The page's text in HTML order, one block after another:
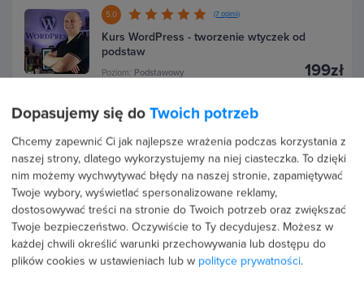
5.0 (7 opinii)
Kurs WordPress - tworzenie wtyczek od
podstaw
Poziom: Podstawowy 199zł
biuro@strefakursow.pl
Dopasujemy się do Twoich potrzeb
Chcemy zapewnić Ci jak najlepsze wrażenia podczas korzystania z
naszej strony, dlatego wykorzystujemy na niej ciasteczka. To dzięki
nim możemy wychwytywać błędy na naszej stronie, zapamiętywać
Twoje wybory, wyświetlać spersonalizowane reklamy,
dostosowywać treści na stronie do Twoich potrzeb oraz zwiększać
Twoje bezpieczeństwo. Oczywiście to Ty decydujesz. Możesz w
każdej chwili określić warunki przechowywania lub dostępu do
plików cookies w ustawieniach lub w polityce prywatności.